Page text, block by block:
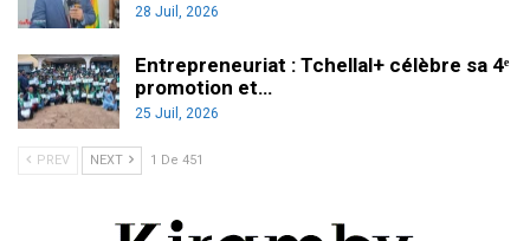
28 Juil, 2026
Entrepreneuriat : Tchellal+ célèbre sa 4ᵉ
promotion et…
25 Juil, 2026
PREV NEXT 1 De 451